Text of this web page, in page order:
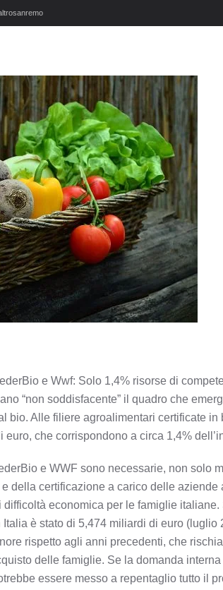
e Wwf: Solo 1,4% risorse di
“non soddisfacente” il quadro che
bio. Alle filiere agroalimentari certificate
euro, che corrispondono a circa 1,4%
e WWF sono necessarie, non solo
della certificazione a carico delle
difficoltà economica per le famiglie
Italia è stato di 5,474 miliardi di euro
rispetto agli anni precedenti, che
delle famiglie. Se la domanda
essere messo a repentaglio tutto il